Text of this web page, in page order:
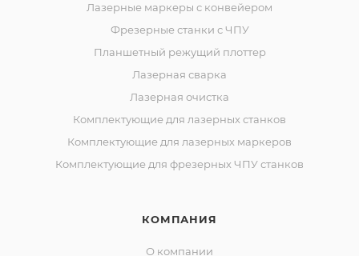
Лазерные маркеры с конвейером
Фрезерные станки с ЧПУ
Планшетный режущий плоттер
Лазерная сварка
Лазерная очистка
Комплектующие для лазерных станков
Комплектующие для лазерных маркеров
Комплектующие для фрезерных ЧПУ станков
КОМПАНИЯ
О компании